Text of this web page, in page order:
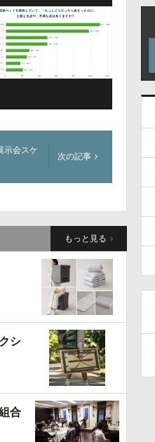
会スケ
次の記事
もっと見る
シ
合